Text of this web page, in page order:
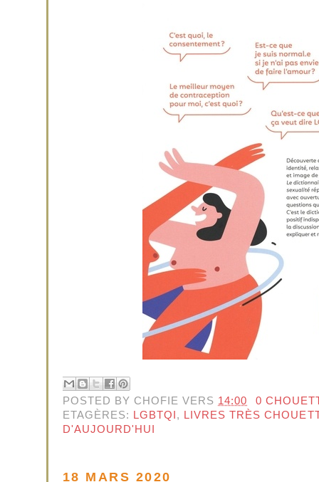
POSTED BY CHOFIE VERS 14:00
0
ETAGÈRES:
LGBTQI ,
LIVRES TRÈS
D'AUJOURD'HUI
18 MARS 2020